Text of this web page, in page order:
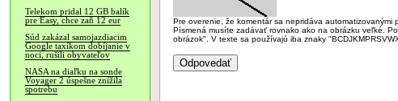
Telekom pridal 12 GB balík
pre Easy, chce zaň 12 eur
Súd zakázal samojazdiacim
Google taxíkom dobíjanie v
noci, rušili obyvateľov
NASA na diaľku na sonde
Voyager 2 úspešne znížila
spotrebu
Pre overenie, že komentár sa nepridáva automatizovanými
Písmená musíte zadávať rovnako ako na obrázku veľké.
obrázok". V texte sa používajú iba znaky